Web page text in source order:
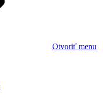
Otvoriť menu